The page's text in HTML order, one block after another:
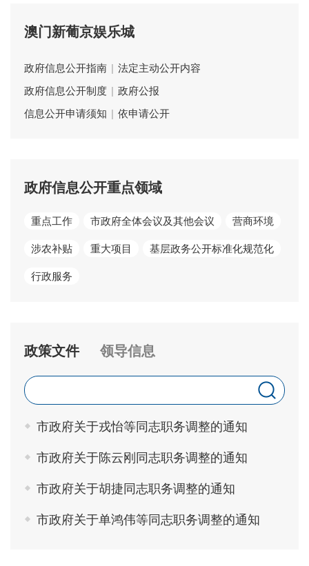
澳门新葡京娱乐城
政府信息公开指南 | 法定主动公开内容
政府信息公开制度 | 政府公报
信息公开申请须知 | 依申请公开
政府信息公开重点领域
重点工作 市政府全体会议及其他会议 营商环境
涉农补贴 重大项目 基层政务公开标准化规范化
行政服务
政策文件 领导信息
市政府关于戎怡等同志职务调整的通知
市政府关于陈云刚同志职务调整的通知
市政府关于胡捷同志职务调整的通知
市政府关于单鸿伟等同志职务调整的通知